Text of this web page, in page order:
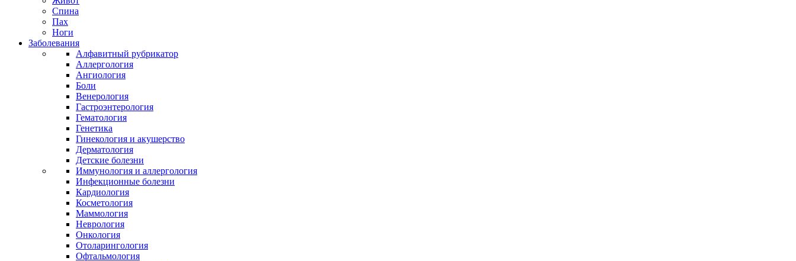
Спина
Пах
Ноги
Заболевания
Алфавитный рубрикатор
Аллергология
Ангиология
Боли
Венерология
Гастроэнтерология
Гематология
Генетика
Гинекология и акушерство
Дерматология
Детские болезни
Иммунология и аллергология
Инфекционные болезни
Кардиология
Косметология
Маммология
Неврология
Онкология
Отоларингология
Офтальмология